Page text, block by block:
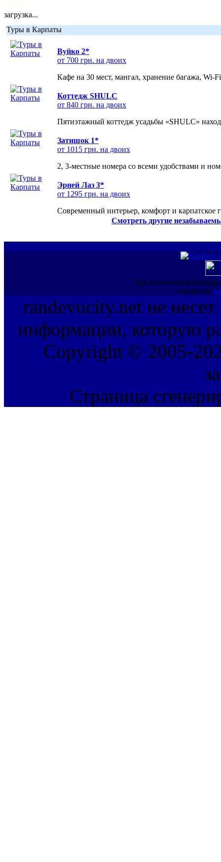
загрузка...
Туры в Карпаты
Вуйко 2*
от 700 грн. на двоих
Кафе на 30 мест, мангал, хранение багажа, Wi-
Коттедж SHULC
от 840 грн. на двоих
Пятиэтажный коттедж усадьбы «SHULC»
Затишок 1*
от 1015 грн. на двоих
2, 3-местные номера со всеми удобствами и
Эрней Лаз 3*
от 1295 грн. на двоих
Современный интерьер, комфорт и карпатское
Смотреть другие
При использовании
ссылка на
randevucity.net не несет
информации, которую
Copyright © 2005-
Страница